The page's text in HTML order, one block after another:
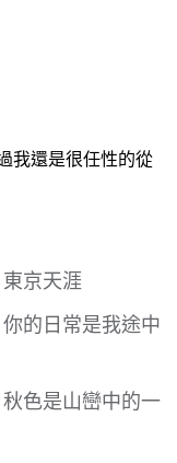
我還是很任性的從
京天涯
的日常是我途中
色是山巒中的一